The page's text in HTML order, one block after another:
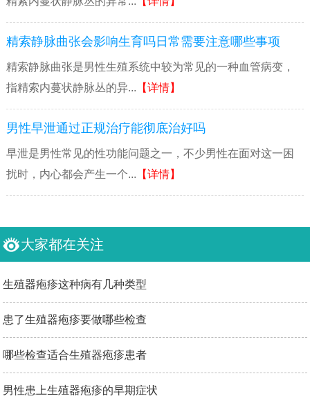
精索静脉曲张会影响生育吗日常需要注意哪些事项
精索静脉曲张是男性生殖系统中较为常见的一种血管病变，
指精索内蔓状静脉丛的异... 【详情】
男性早泄通过正规治疗能彻底治好吗
早泄是男性常见的性功能问题之一，不少男性在面对这一困
扰时，内心都会产生一个... 【详情】
大家都在关注
生殖器疱疹这种病有几种类型
患了生殖器疱疹要做哪些检查
哪些检查适合生殖器疱疹患者
男性患上生殖器疱疹的早期症状